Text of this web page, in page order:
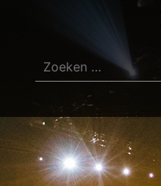
Zoeken
naar: